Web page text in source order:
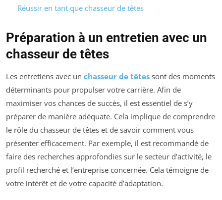
Réussir en tant que chasseur de têtes
Préparation à un entretien avec un
chasseur de têtes
Les entretiens avec un chasseur de têtes sont des moments
déterminants pour propulser votre carrière. Afin de
maximiser vos chances de succès, il est essentiel de s’y
préparer de manière adéquate. Cela implique de comprendre
le rôle du chasseur de têtes et de savoir comment vous
présenter efficacement. Par exemple, il est recommandé de
faire des recherches approfondies sur le secteur d’activité, le
profil recherché et l’entreprise concernée. Cela témoigne de
votre intérêt et de votre capacité d’adaptation.